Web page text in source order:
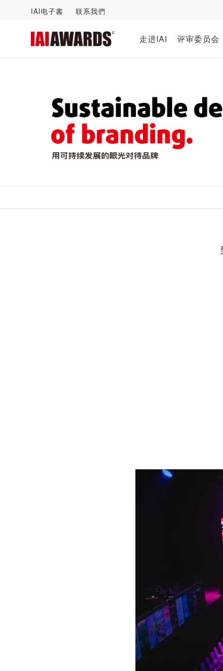
IAI电子書 联系我們
走进IAI 评审委员会